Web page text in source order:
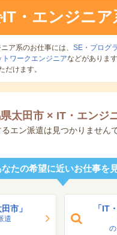
IT・エンジニア
ア系のお仕事には、 SE・プログ
トワークエンジニアなどがあります
けます。
太田市 × IT・エンジ
エン派遣は見つかりません
なたの希望に近いお仕事を
市」
遣
「IT